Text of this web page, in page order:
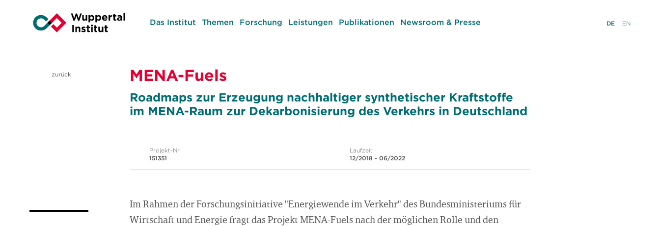
Das Institut Themen Forschung Leistungen Publikationen Newsroom & Presse DE EN
zurück MENA-Fuels
Roadmaps zur Erzeugung nachhaltiger synthetischer Kraftstoffe
im MENA-Raum zur Dekarbonisierung des Verkehrs in Deutschland
Projekt-Nr.
151351
Laufzeit
12/2018 - 06/2022
Im Rahmen der Forschungsinitiative "Energiewende im Verkehr" des Bundesministeriums für
Wirtschaft und Energie fragt das Projekt MENA-Fuels nach der möglichen Rolle und den